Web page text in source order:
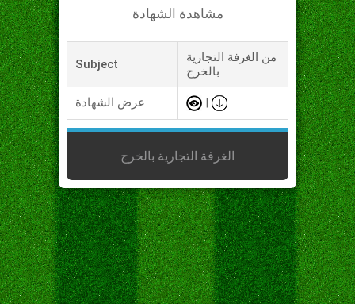
مشاهدة الشهادة
Subject
من الغرفة التجارية
بالخرج
عرض الشهادة
الغرفة التجارية بالخرج